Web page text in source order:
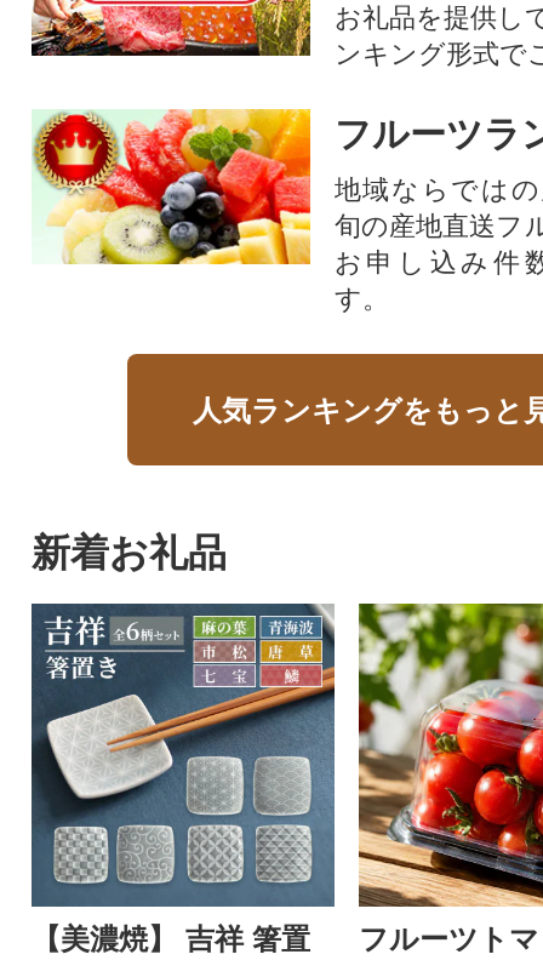
お礼品を提供し
ンキング形式で
フルーツラ
地域ならでは
旬の産地直送フ
お申し込み件
す。
人気ランキングをもっと
新着お礼品
【美濃焼】 吉祥 箸置 フルーツト